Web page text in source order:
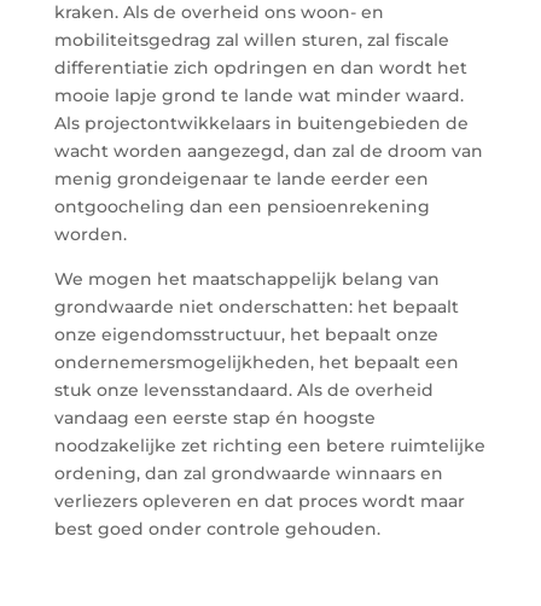
kraken. Als de overheid ons woon- en
mobiliteitsgedrag zal willen sturen, zal fiscale
differentiatie zich opdringen en dan wordt het
mooie lapje grond te lande wat minder waard.
Als projectontwikkelaars in buitengebieden de
wacht worden aangezegd, dan zal de droom van
menig grondeigenaar te lande eerder een
ontgoocheling dan een pensioenrekening
worden.
We mogen het maatschappelijk belang van
grondwaarde niet onderschatten: het bepaalt
onze eigendomsstructuur, het bepaalt onze
ondernemersmogelijkheden, het bepaalt een
stuk onze levensstandaard. Als de overheid
vandaag een eerste stap én hoogste
noodzakelijke zet richting een betere ruimtelijke
ordening, dan zal grondwaarde winnaars en
verliezers opleveren en dat proces wordt maar
best goed onder controle gehouden.